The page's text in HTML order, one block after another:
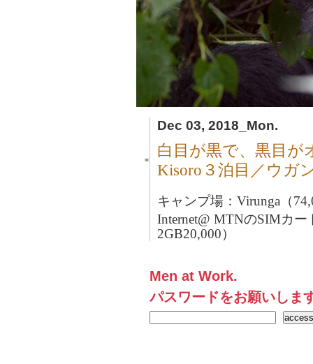
Dec 03, 2018_Mon.
■
白目が黒で、黒目が
Kisoro３泊目／ウガ
キャンプ場：Virunga（
Internet@ MTNのSIMカ
2GB20,000）
Men at Work.
パスワードをお願いしま